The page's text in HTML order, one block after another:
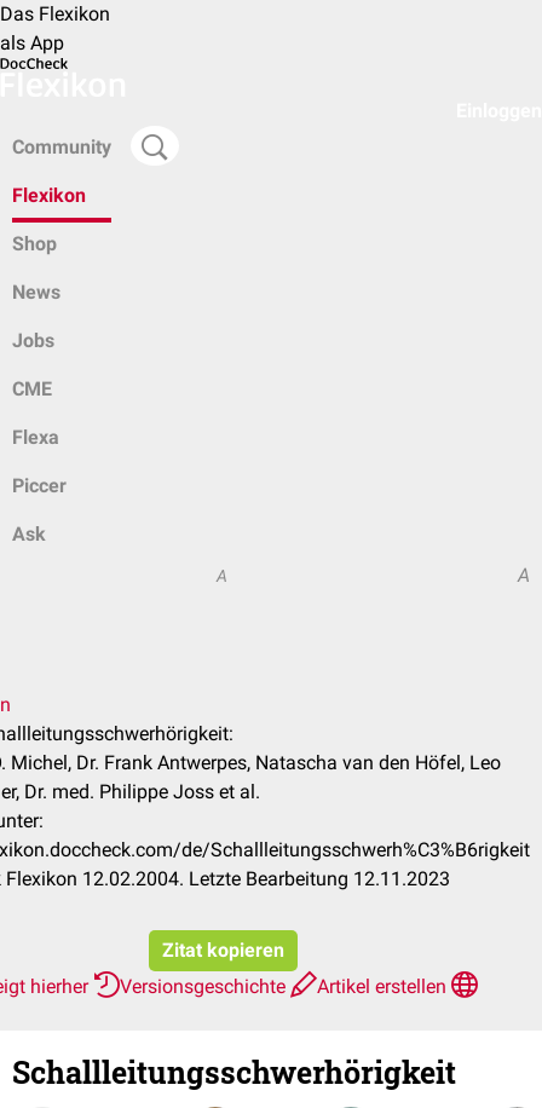
Das Flexikon
als App
Community
Flexikon
Shop
News
Jobs
CME
Flexa
Piccer
Ask
A A
Michel, Dr. Frank Antwerpes, Natascha van den Höfel, Leo
Dr. med. Philippe Joss et al.
de/Schallleitungsschwerh%C3%B6rigkeit
Flexikon 12.02.2004. Letzte Bearbeitung 12.11.2023
Zitat kopieren
hierher
Versionsgeschichte Artikel erstellen
Schallleitungsschwerhörigkeit